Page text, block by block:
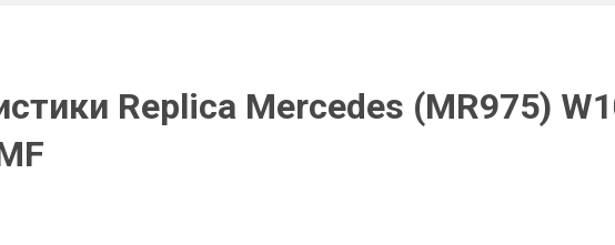
Replica Mercedes (MR975)